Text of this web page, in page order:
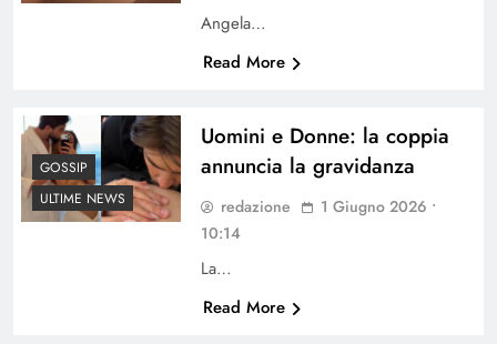
Angela…
Read More
GOSSIP
ULTIME NEWS
Uomini e Donne: la coppia
annuncia la gravidanza
redazione
1 Giugno 2026 •
10:14
La…
Read More